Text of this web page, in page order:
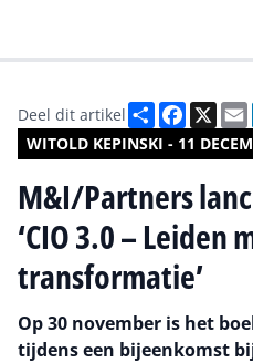
WITOLD KEPINSKI - 11
Deel dit artikel Deel X
M&I/Partners
‘CIO 3.0 – Leiden
transformatie’
Op 30 november is het
tijdens een bijeenkomst